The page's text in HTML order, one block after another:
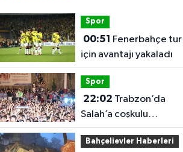
Spor
00:51
için avantajı yakaladı
Spor
22:02
Salah’a coşkulu
karşılama
Bahçelievler Haberleri